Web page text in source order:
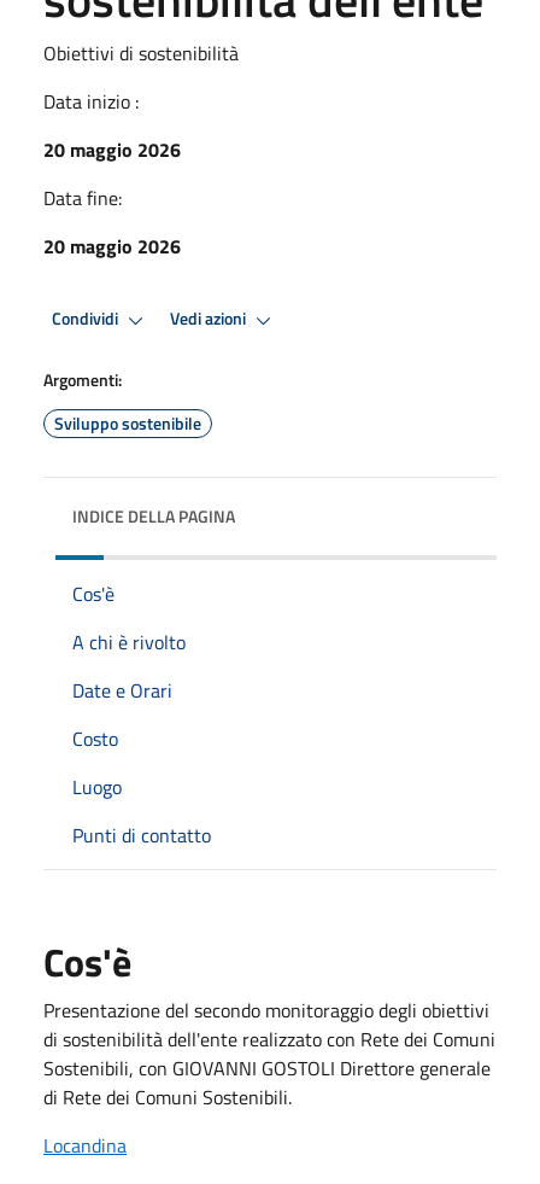
Obiettivi di sostenibilità
Data inizio :
20 maggio 2026
Data fine:
20 maggio 2026
Condividi Vedi azioni
Argomenti:
Sviluppo sostenibile
INDICE DELLA PAGINA
Cos'è
A chi è rivolto
Date e Orari
Costo
Luogo
Punti di contatto
Cos'è
Presentazione del secondo monitoraggio degli obiettivi
di sostenibilità dell'ente realizzato con Rete dei Comuni
Sostenibili, con GIOVANNI GOSTOLI Direttore generale
di Rete dei Comuni Sostenibili.
Locandina